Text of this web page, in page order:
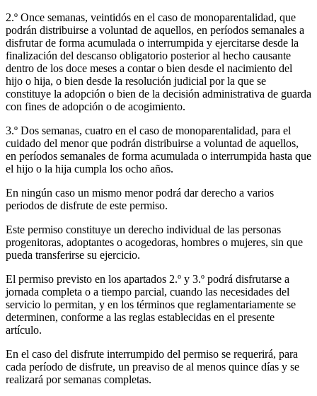
2.º Once semanas, veintidós en el caso de monoparentalidad, que
podrán distribuirse a voluntad de aquellos, en períodos semanales a
disfrutar de forma acumulada o interrumpida y ejercitarse desde la
finalización del descanso obligatorio posterior al hecho causante
dentro de los doce meses a contar o bien desde el nacimiento del
hijo o hija, o bien desde la resolución judicial por la que se
constituye la adopción o bien de la decisión administrativa de guarda
con fines de adopción o de acogimiento.
3.º Dos semanas, cuatro en el caso de monoparentalidad, para el
cuidado del menor que podrán distribuirse a voluntad de aquellos,
en períodos semanales de forma acumulada o interrumpida hasta que
el hijo o la hija cumpla los ocho años.
En ningún caso un mismo menor podrá dar derecho a varios
periodos de disfrute de este permiso.
Este permiso constituye un derecho individual de las personas
progenitoras, adoptantes o acogedoras, hombres o mujeres, sin que
pueda transferirse su ejercicio.
El permiso previsto en los apartados 2.º y 3.º podrá disfrutarse a
jornada completa o a tiempo parcial, cuando las necesidades del
servicio lo permitan, y en los términos que reglamentariamente se
determinen, conforme a las reglas establecidas en el presente
artículo.
En el caso del disfrute interrumpido del permiso se requerirá, para
cada período de disfrute, un preaviso de al menos quince días y se
realizará por semanas completas.